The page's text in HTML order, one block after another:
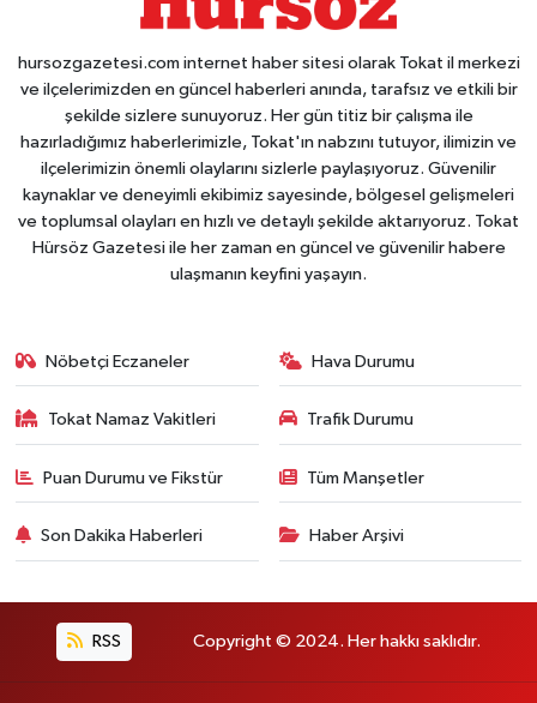
hursozgazetesi.com internet haber sitesi olarak Tokat il merkezi
ve ilçelerimizden en güncel haberleri anında, tarafsız ve etkili bir
şekilde sizlere sunuyoruz. Her gün titiz bir çalışma ile
hazırladığımız haberlerimizle, Tokat'ın nabzını tutuyor, ilimizin ve
ilçelerimizin önemli olaylarını sizlerle paylaşıyoruz. Güvenilir
kaynaklar ve deneyimli ekibimiz sayesinde, bölgesel gelişmeleri
ve toplumsal olayları en hızlı ve detaylı şekilde aktarıyoruz. Tokat
Hürsöz Gazetesi ile her zaman en güncel ve güvenilir habere
ulaşmanın keyfini yaşayın.
Nöbetçi Eczaneler Hava Durumu
Tokat Namaz Vakitleri Trafik Durumu
Puan Durumu ve Fikstür Tüm Manşetler
Son Dakika Haberleri Haber Arşivi
RSS Copyright © 2024. Her hakkı saklıdır.